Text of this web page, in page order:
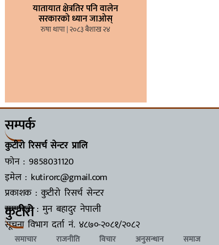
यातायात क्षेत्रतिर पनि वालेन
सरकारको ध्यान जाओस्
रुषा थापा २०८३ बैशाख २४
सम्पर्क
कुटीरो रिसर्च सेन्टर प्रालि
फोन : 9858031120
इमेल : kutirorc@gmail.com
प्रकाशक : कुटीरो रिसर्च सेन्टर
सम्पादक : मुन बहादुर नेपाली
सूचना विभाग दर्ता नं. ४८७०-२०८१/२०८२
कुटीरो
समाचार राजनीति विचार अनुसन्धान समाज